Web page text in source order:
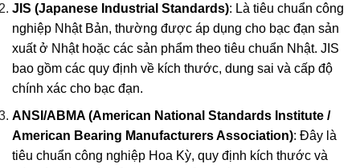
JIS (Japanese Industrial Standards): Là tiêu chuẩn công
nghiệp Nhật Bản, thường được áp dụng cho bạc đạn sản
xuất ở Nhật hoặc các sản phẩm theo tiêu chuẩn Nhật. JIS
bao gồm các quy định về kích thước, dung sai và cấp độ
chính xác cho bạc đạn.
ANSI/ABMA (American National Standards Institute /
American Bearing Manufacturers Association): Đây là
tiêu chuẩn công nghiệp Hoa Kỳ, quy định kích thước và